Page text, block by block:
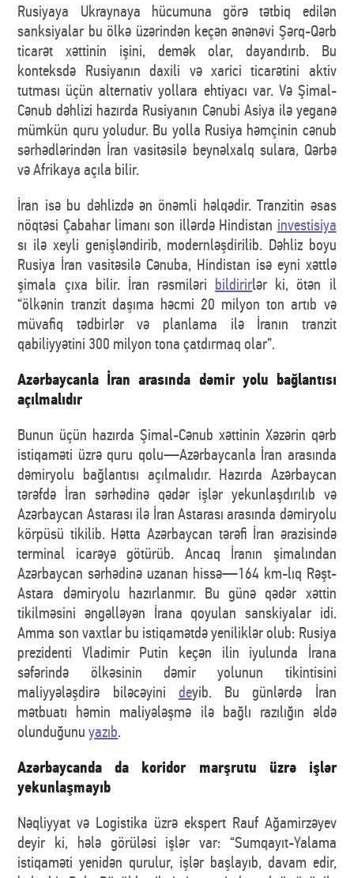
Rusiyaya Ukraynaya hücumuna görə tətbiq edilən
sanksiyalar bu ölkə üzərindən keçən ənənəvi Şərq-Qərb
ticarət xəttinin işini, demək olar, dayandırıb. Bu
konteksdə Rusiyanın daxili və xarici ticarətini aktiv
tutması üçün alternativ yollara ehtiyacı var. Və Şimal-
Cənub dəhlizi hazırda Rusiyanın Cənubi Asiya ilə yeganə
mümkün quru yoludur. Bu yolla Rusiya həmçinin cənub
sərhədlərindən İran vasitəsilə beynəlxalq sulara, Qərbə
və Afrikaya açıla bilir.
İran isə bu dəhlizdə ən önəmli həlqədir. Tranzitin əsas
nöqtəsi Çabahar limanı son illərdə Hindistan investisiya
sı ilə xeyli genişləndirib, modernləşdirilib. Dəhliz boyu
Rusiya İran vasitəsilə Cənuba, Hindistan isə eyni xəttlə
şimala çıxa bilir. İran rəsmiləri bildirirlər ki, ötən il
“ölkənin tranzit daşıma həcmi 20 milyon ton artıb və
müvafiq tədbirlər və planlama ilə İranın tranzit
qabiliyyətini 300 milyon tona çatdırmaq olar”.
Azərbaycanla İran arasında dəmir yolu bağlantısı
açılmalıdır
Bunun üçün hazırda Şimal-Cənub xəttinin Xəzərin qərb
istiqaməti üzrə quru qolu—Azərbaycanla İran arasında
dəmiryolu bağlantısı açılmalıdır. Hazırda Azərbaycan
tərəfdə İran sərhədinə qədər işlər yekunlaşdırılıb və
Azərbaycan Astarası ilə İran Astarası arasında dəmiryolu
körpüsü tikilib. Hətta Azərbaycan tərəfi İran ərazisində
terminal icarəyə götürüb. Ancaq İranın şimalından
Azərbaycan sərhədinə uzanan hissə—164 km-lıq Rəşt-
Astara dəmiryolu hazırlanmır. Bu günə qədər xəttin
tikilməsini əngəlləyən İrana qoyulan sanskiyalar idi.
Amma son vaxtlar bu istiqamətdə yeniliklər olub: Rusiya
prezidenti Vladimir Putin keçən ilin iyulunda İrana
səfərində ölkəsinin dəmir yolunun tikintisini
maliyyələşdirə biləcəyini deyib. Bu günlərdə İran
mətbuatı həmin maliyələşmə ilə bağlı razılığın əldə
olunduğunuyazıb.
Azərbaycanda da koridor marşrutu üzrə işlər
yekunlaşmayıb
Nəqliyyat və Logistika üzrə ekspert Rauf Ağamirzəyev
deyir ki, hələ görüləsi işlər var: “Sumqayıt-Yalama
istiqaməti yenidən qurulur, işlər başlayıb, davam edir,